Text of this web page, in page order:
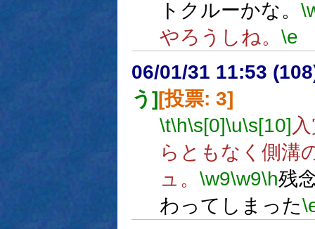
トクルーかな。
やろうしね。 \e
06/01/31 11:53
う][投票: 3]
\t\h\s[0]\u\s[10]
らともなく側溝
ュ。 \w9\w9\h残
わってしまった